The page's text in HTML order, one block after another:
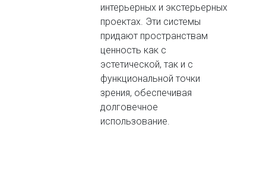
интерьерных и экстерьерных
проектах. Эти системы
придают пространствам
ценность как с
эстетической, так и с
функциональной точки
зрения, обеспечивая
долговечное
использование.